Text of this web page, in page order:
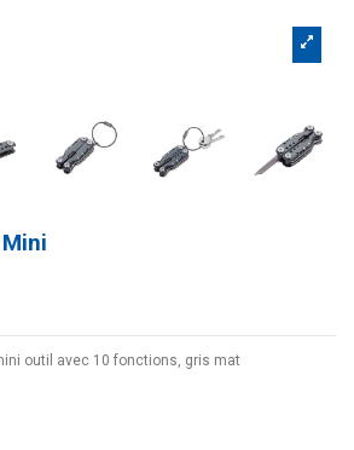
Mini
outil avec 10 fonctions, gris mat